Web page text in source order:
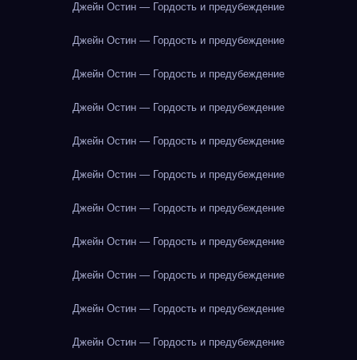
Джейн Остин — Гордость и предубеждение
Джейн Остин — Гордость и предубеждение
Джейн Остин — Гордость и предубеждение
Джейн Остин — Гордость и предубеждение
Джейн Остин — Гордость и предубеждение
Джейн Остин — Гордость и предубеждение
Джейн Остин — Гордость и предубеждение
Джейн Остин — Гордость и предубеждение
Джейн Остин — Гордость и предубеждение
Джейн Остин — Гордость и предубеждение
Джейн Остин — Гордость и предубеждение